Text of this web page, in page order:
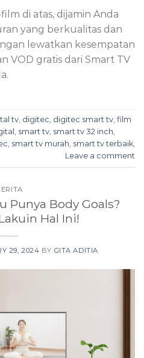
di atas, dijamin Anda
yang berkualitas dan
lewatkan kesempatan
VOD gratis dari Smart TV
tv, digitec, digitec smart tv, film
, smart tv, smart tv 32 inch,
, smart tv murah, smart tv terbaik,
Leave a comment
Punya Body Goals?
Hal Ini!
29, 2024 BY GITA ADITIA